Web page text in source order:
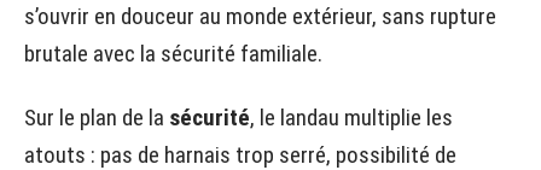
s’ouvrir en douceur au monde extérieur, sans rupture
brutale avec la sécurité familiale.
Sur le plan de la sécurité, le landau multiplie les
atouts : pas de harnais trop serré, possibilité de